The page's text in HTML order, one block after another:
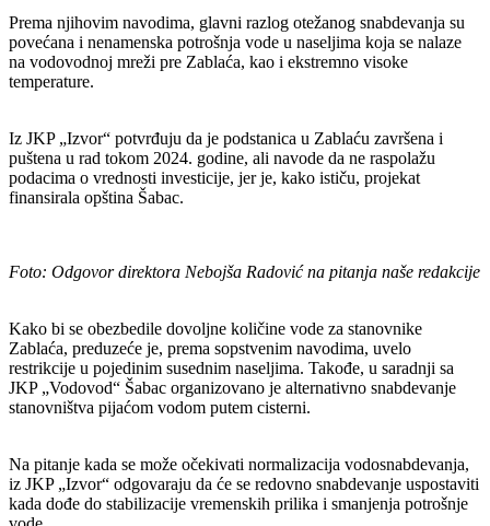
Prema njihovim navodima, glavni razlog otežanog snabdevanja su
povećana i nenamenska potrošnja vode u naseljima koja se nalaze
na vodovodnoj mreži pre Zablaća, kao i ekstremno visoke
temperature.
Iz JKP „Izvor“ potvrđuju da je podstanica u Zablaću završena i
puštena u rad tokom 2024. godine, ali navode da ne raspolažu
podacima o vrednosti investicije, jer je, kako ističu, projekat
finansirala opština Šabac.
Foto: Odgovor direktora Nebojša Radović na pitanja naše redakcije
Kako bi se obezbedile dovoljne količine vode za stanovnike
Zablaća, preduzeće je, prema sopstvenim navodima, uvelo
restrikcije u pojedinim susednim naseljima. Takođe, u saradnji sa
JKP „Vodovod“ Šabac organizovano je alternativno snabdevanje
stanovništva pijaćom vodom putem cisterni.
Na pitanje kada se može očekivati normalizacija vodosnabdevanja,
iz JKP „Izvor“ odgovaraju da će se redovno snabdevanje uspostaviti
kada dođe do stabilizacije vremenskih prilika i smanjenja potrošnje